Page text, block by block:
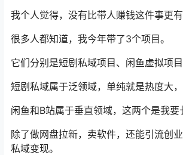
我个人觉得，没有比带人赚钱这件事更有
很多人都知道，我今年带了3个项目。
它们分别是短剧私域项目、闲鱼虚拟项目
短剧私域属于泛领域，单纯就是热度大，
闲鱼和B站属于垂直领域，这两个是我要
除了做网盘拉新，卖软件，还能引流创
私域变现。